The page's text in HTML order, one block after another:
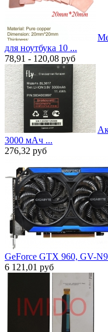
для ноутбука 10 ...
78,91 - 120,08 руб
3000 мАч ...
276,32 руб
GeForce GTX 960, GV-
6 121,01 руб